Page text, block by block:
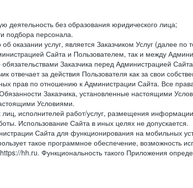
без образования юридического лица;
подбора персонала.
услуг, является Заказчиком Услуг (далее по
Сайта и Пользователем, так и между
Заказчика перед Администрацией
отвечает за действия Пользователя как за свои
прав по отношению к Администрации Сайта. Все
Заказчика, установленные настоящими
Условиями.
исполнителей работ/услуг, размещения
Использование Сайта в иных целях не допускается.
Сайта для функционирования на мобильных
такое программное обеспечение, возможность
hh.ru. Функциональность такого Приложения